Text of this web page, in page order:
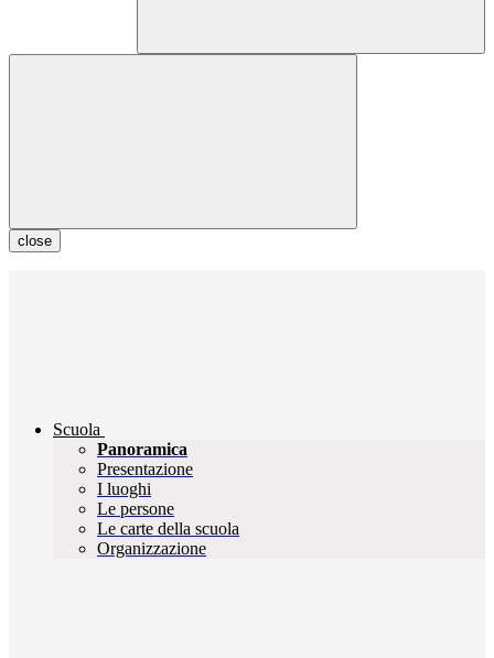
close
Scuola
Panoramica
Presentazione
I luoghi
Le persone
Le carte della scuola
Organizzazione